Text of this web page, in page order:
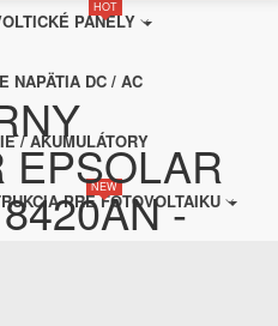
PANELY
HOT
NAPÄTIA DC / AC
/ AKUMULÁTORY
PRE FOTOVOLTAIKU
NEW
EPSOLAR
-